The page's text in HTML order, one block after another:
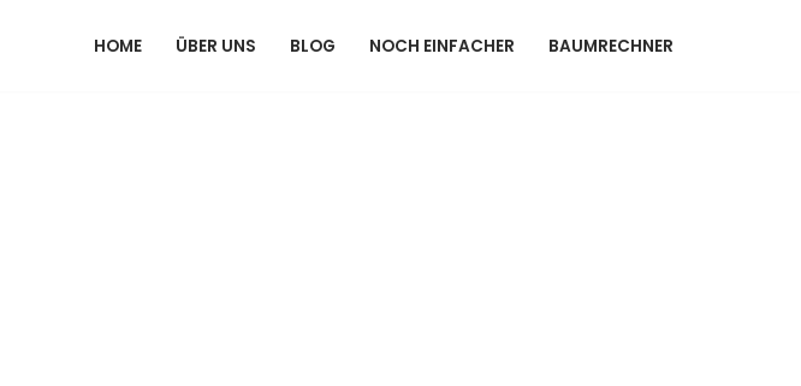
HOME ÜBER UNS BLOG NOCH EINFACHER BAUMRECHNER